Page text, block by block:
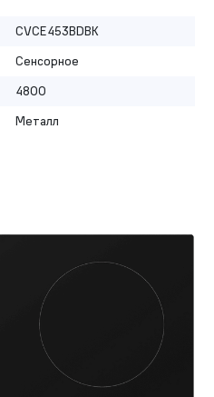
CVCE453BDBK
Сенсорное
4800
Металл